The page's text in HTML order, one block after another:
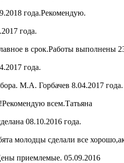
года.Рекомендую.
года.
в срок.Работы выполнены
года.
М.А. Горбачев 8.04.2017 года.
всем.Татьяна
08.10.2016 года.
молодцы сделали все
приемлемые. 05.09.2016